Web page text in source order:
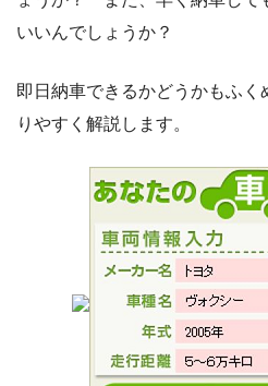
いいんでしょうか？
即日納車できるかどうかもふ
りやすく解説します。